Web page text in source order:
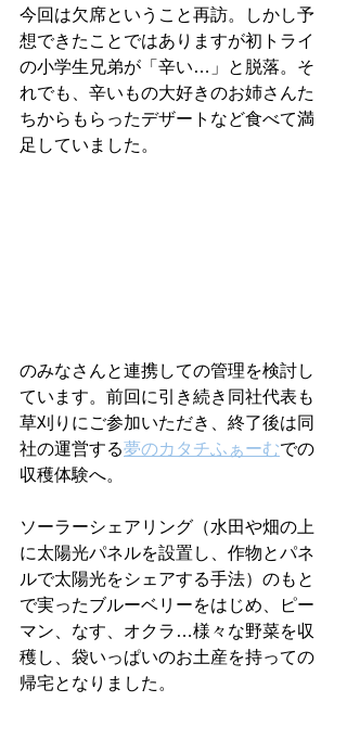
今回は欠席ということ再訪。しかし予
想できたことではありますが初トライ
の小学生兄弟が「辛い…」と脱落。そ
れでも、辛いもの大好きのお姉さんた
ちからもらったデザートなど食べて満
足していました。
のみなさんと連携しての管理を検討し
ています。前回に引き続き同社代表も
草刈りにご参加いただき、終了後は同
社の運営する夢のカタチふぁーむでの
収穫体験へ。
ソーラーシェアリング（水田や畑の上
に太陽光パネルを設置し、作物とパネ
ルで太陽光をシェアする手法）のもと
で実ったブルーベリーをはじめ、ピー
マン、なす、オクラ…様々な野菜を収
穫し、袋いっぱいのお土産を持っての
帰宅となりました。